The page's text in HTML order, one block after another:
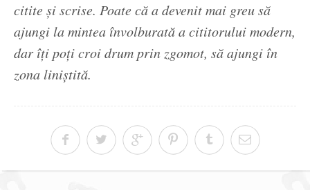
citite și scrise. Poate că a devenit mai greu să
ajungi la mintea învolburată a cititorului modern,
dar îți poți croi drum prin zgomot, să ajungi în
zona liniștită.